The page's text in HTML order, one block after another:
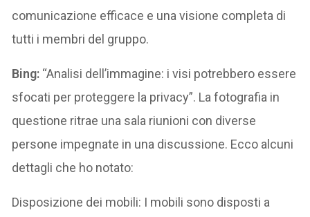
comunicazione efficace e una visione completa di
tutti i membri del gruppo.
Bing: “Analisi dell’immagine: i visi potrebbero essere
sfocati per proteggere la privacy”. La fotografia in
questione ritrae una sala riunioni con diverse
persone impegnate in una discussione. Ecco alcuni
dettagli che ho notato:
Disposizione dei mobili: I mobili sono disposti a